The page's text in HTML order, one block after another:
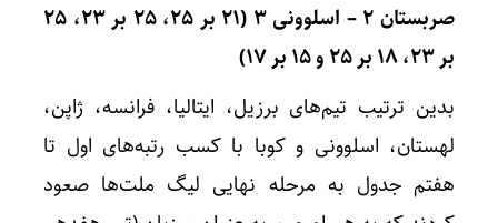
صربستان ۲ – اسلوونی ۳ (۲۱ بر ۲۵، ۲۵ بر ۲۳، ۲۵
بر ۲۳، ۱۸ بر ۲۵ و ۱۵ بر ۱۷)
بدین ترتیب تیم‌های برزیل، ایتالیا، فرانسه، ژاپن،
لهستان، اسلوونی و کوبا با کسب رتبه‌های اول تا
هفتم جدول به مرحله نهایی لیگ ملت‌ها صعود